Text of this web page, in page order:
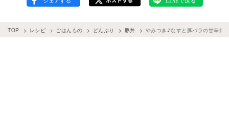
TOP レシピ ごはんもの どんぶり 豚丼 やみつき♪なすと豚バラの甘辛丼